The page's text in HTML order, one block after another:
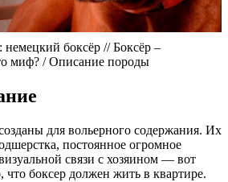
немецкий боксёр // Боксёр –
миф? / Описание породы
для вольерного содержания. Их
постоянное огромное
связи с хозяином — вот
боксер должен жить в квартире.